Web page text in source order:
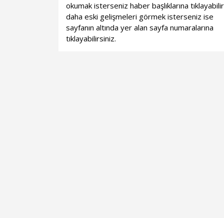
okumak isterseniz haber başlıklarına
daha eski gelişmeleri görmek isterseniz ise
sayfanın altında yer alan sayfa numaralarına
tıklayabilirsiniz.